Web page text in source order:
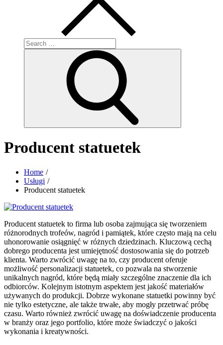
Search
for:
Producent statuetek
Home
Usługi
Producent statuetek
Producent statuetek to firma lub osoba zajmująca się tworzeniem
różnorodnych trofeów, nagród i pamiątek, które często mają na celu
uhonorowanie osiągnięć w różnych dziedzinach. Kluczową cechą
dobrego producenta jest umiejętność dostosowania się do potrzeb
klienta. Warto zwrócić uwagę na to, czy producent oferuje
możliwość personalizacji statuetek, co pozwala na stworzenie
unikalnych nagród, które będą miały szczególne znaczenie dla ich
odbiorców. Kolejnym istotnym aspektem jest jakość materiałów
używanych do produkcji. Dobrze wykonane statuetki powinny być
nie tylko estetyczne, ale także trwałe, aby mogły przetrwać próbę
czasu. Warto również zwrócić uwagę na doświadczenie producenta
w branży oraz jego portfolio, które może świadczyć o jakości
wykonania i kreatywności.